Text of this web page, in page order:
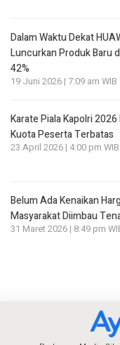
Dalam Waktu Dekat
Luncurkan Produk Baru
42%
19 Juni 2026 | 7:09 am WIB
Karate Piala Kapolri
Kuota Peserta Terbatas
23 April 2026 | 4:00 pm WIB
Belum Ada Kenaikan
Masyarakat Diimbau
31 Maret 2026 | 8:49 pm